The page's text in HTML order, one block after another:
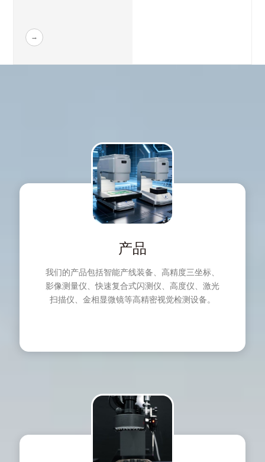
产品
我们的产品包括智能产线装备、高精度三坐标、
影像测量仪、快速复合式闪测仪、高度仪、激光
扫描仪、金相显微镜等高精密视觉检测设备。